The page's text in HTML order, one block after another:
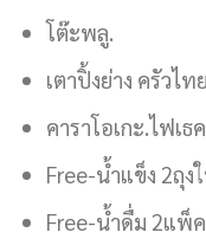
โต๊ะพลู.
เตาปิ้งย่าง ครัว
คาราโอเกะ.ไฟเธค
Free-น้ำแข็ง 2ถุง
Free-น้ำดื่ม 2แพ็ค